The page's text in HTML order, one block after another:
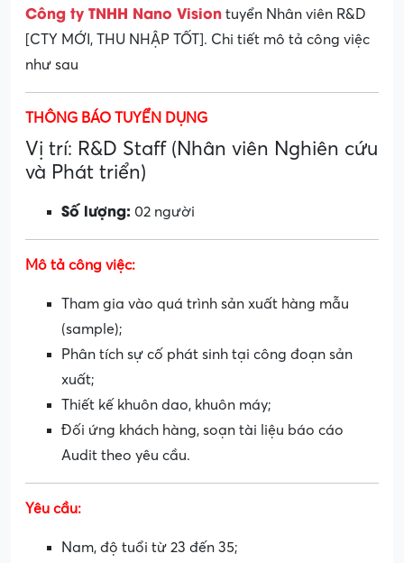
Công ty TNHH Nano Vision tuyển Nhân viên R&D
[CTY MỚI, THU NHẬP TỐT]. Chi tiết mô tả công việc
như sau
THÔNG BÁO TUYỂN DỤNG
Vị trí: R&D Staff (Nhân viên Nghiên cứu
và Phát triển)
Số lượng: 02 người
Mô tả công việc:
Tham gia vào quá trình sản xuất hàng mẫu
(sample);
Phân tích sự cố phát sinh tại công đoạn sản
xuất;
Thiết kế khuôn dao, khuôn máy;
Đối ứng khách hàng, soạn tài liệu báo cáo
Audit theo yêu cầu.
Yêu cầu:
Nam, độ tuổi từ 23 đến 35;